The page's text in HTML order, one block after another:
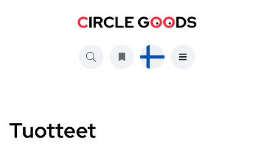
Tuotteet